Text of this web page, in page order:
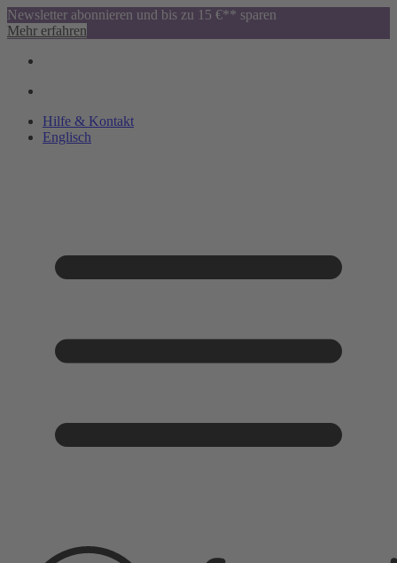
Newsletter abonnieren und bis zu 15 €** sparen
Mehr erfahren
Hilfe & Kontakt
Englisch